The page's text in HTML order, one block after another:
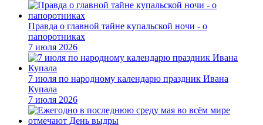
Правда о главной тайне купальской ночи - о
папоротниках
7 июля 2026
7 июля по народному календарю праздник Ивана
Купала
7 июля 2026